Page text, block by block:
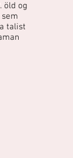
öld og
talist